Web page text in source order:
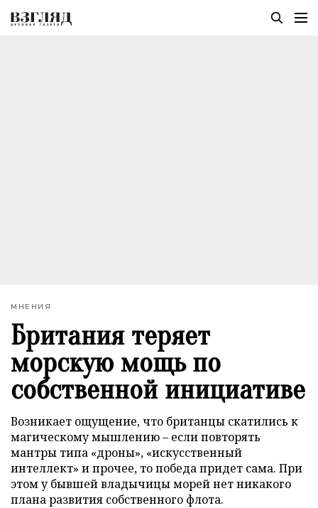
МНЕНИЯ
Британия теряет
морскую мощь по
собственной инициативе
Возникает ощущение, что британцы скатились к
магическому мышлению – если повторять
мантры типа «дроны», «искусственный
интеллект» и прочее, то победа придет сама. При
этом у бывшей владычицы морей нет никакого
плана развития собственного флота.